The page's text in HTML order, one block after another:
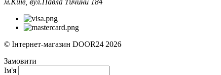
© Інтернет-магазин DOOR24 2026
Замовити
Ім'я